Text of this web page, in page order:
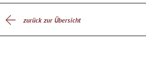
zurück zur Übersicht